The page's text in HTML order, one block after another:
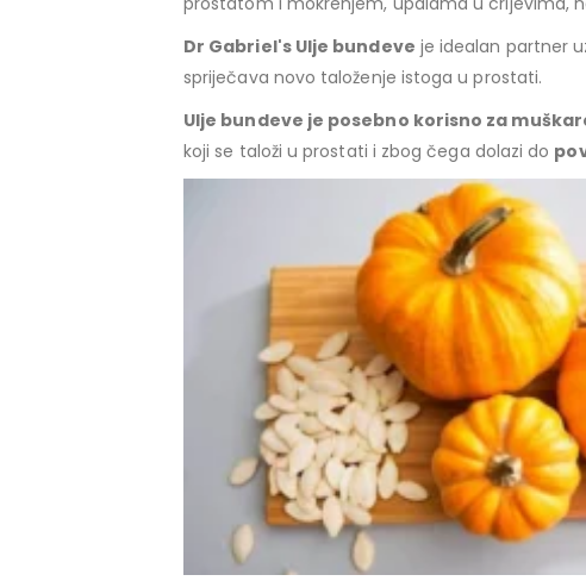
Dr Gabriel's Ulje bundeve je idealan partner
spriječava novo taloženje istoga u prostati.
Ulje bundeve je posebno korisno za
koji se taloži u prostati i zbog čega dolazi do